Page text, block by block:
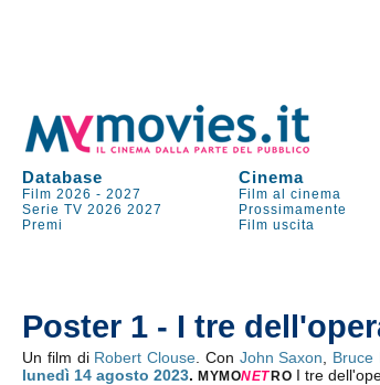
Database Cinema
Film 2026 -2027 Film al cinema
Serie TV 2026 2027 Prossimamente
Premi
Film uscita
Poster 1 - I tre
Un film di Robert Clouse . Con John Saxon Bruce
lunedì 14 agosto 2023.MYMONET RO I tre